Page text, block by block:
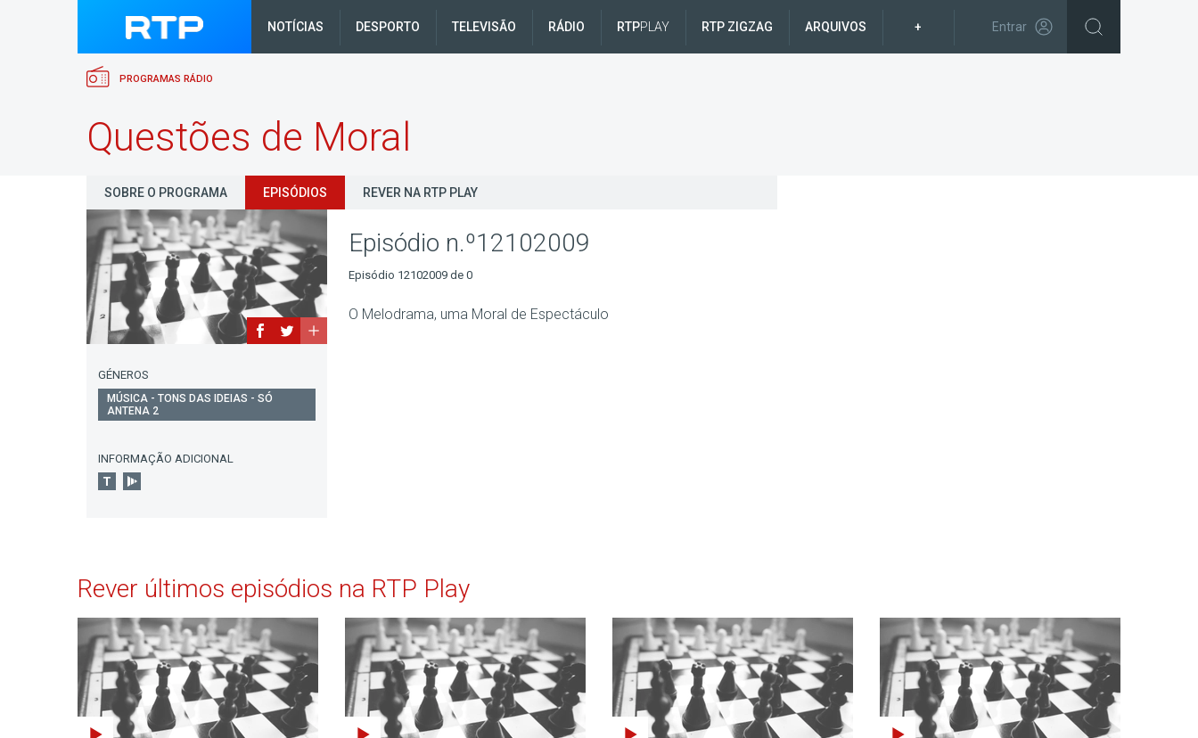
NOTÍCIAS DESPORTO TELEVISÃO RÁDIO RTPPLAY RTP ZIGZAG ARQUIVOS + Entrar
PROGRAMAS RÁDIO
Questões de Moral
SOBRE O PROGRAMA EPISÓDIOS REVER NA RTP PLAY
GÉNEROS
MÚSICA - TONS DAS IDEIAS - SÓ
ANTENA 2
INFORMAÇÃO ADICIONAL
Episódio n.º12102009
Episódio 12102009 de 0
O Melodrama, uma Moral de Espectáculo
Rever últimos episódios na RTP Play